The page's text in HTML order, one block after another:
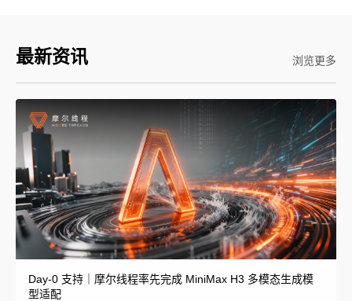
最新资讯 浏览更多
Day-0 支持｜摩尔线程率先完成 MiniMax H3 多模态生成模
型适配